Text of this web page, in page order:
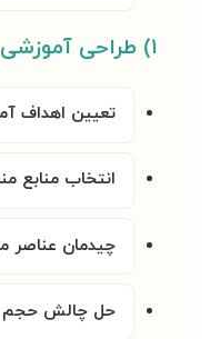
۱) طراحی آموزشی
تعیین اهداف
انتخاب منابع
چیدمان عناصر
حل چالش حجم